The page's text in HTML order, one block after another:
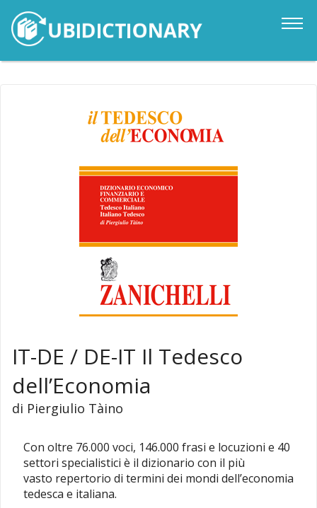
IT-DE / DE-IT Il Tedesco
dell’Economia
di Piergiulio Tàino
Con oltre 76.000 voci, 146.000 frasi e locuzioni e 40
settori specialistici è il dizionario con il più
vasto repertorio di termini dei mondi dell’economia
tedesca e italiana.